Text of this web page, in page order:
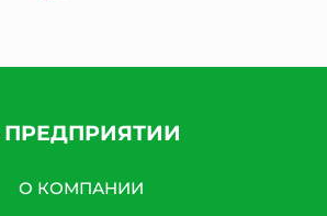
ПРЕДПРИЯТИИ
О КОМПАНИИ